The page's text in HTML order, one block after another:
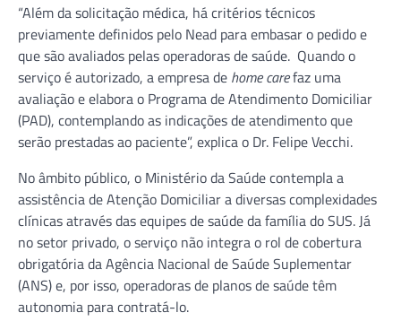
“Além da solicitação médica, há critérios técnicos
previamente definidos pelo Nead para embasar o pedido e
que são avaliados pelas operadoras de saúde. Quando o
serviço é autorizado, a empresa de home carefaz uma
avaliação e elabora o Programa de Atendimento Domiciliar
(PAD), contemplando as indicações de atendimento que
serão prestadas ao paciente”, explica o Dr. Felipe Vecchi.
No âmbito público, o Ministério da Saúde contempla a
assistência de Atenção Domiciliar a diversas complexidades
clínicas através das equipes de saúde da família do SUS. Já
no setor privado, o serviço não integra o rol de cobertura
obrigatória da Agência Nacional de Saúde Suplementar
(ANS) e, por isso, operadoras de planos de saúde têm
autonomia para contratá-lo.